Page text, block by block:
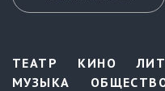
ТЕАТР КИНО
МУЗЫКА